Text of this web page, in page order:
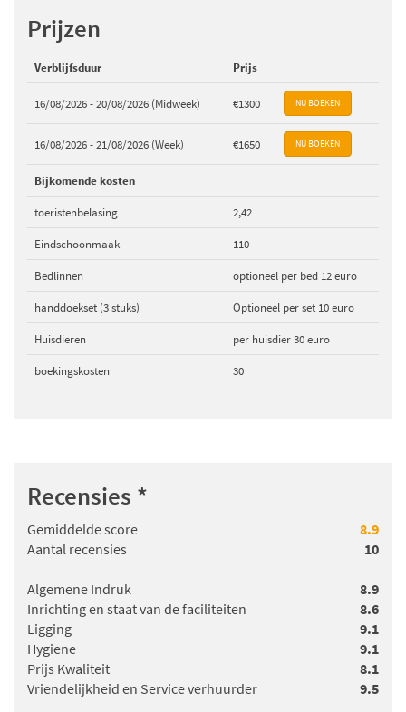
Prijzen
Verblijfsduur Prijs
16/08/2026 - 20/08/2026 (Midweek) €1300
16/08/2026 - 21/08/2026 (Week) €1650
Bijkomende kosten
toeristenbelasing 2,42
Eindschoonmaak 110
Bedlinnen optioneel per bed 12 euro
handdoekset (3 stuks) Optioneel per set 10 euro
Huisdieren per huisdier 30 euro
boekingskosten 30
Recensies *
Gemiddelde score
8.9
Aantal recensies
10
Algemene Indruk
8.9
Inrichting en staat van de faciliteiten
8.6
Ligging
9.1
Hygiene
9.1
Prijs Kwaliteit
8.1
Vriendelijkheid en Service verhuurder
9.5